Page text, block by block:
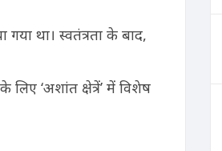
था। स्वतंत्रता के बाद,
‘अशांत क्षेत्रें’ में विशेष